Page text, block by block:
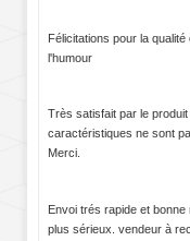
Félicitations pour la
l'humour
Très satisfait par le
caractéristiques ne sont
Merci.
Envoi trés rapide et
plus sérieux. vendeur à